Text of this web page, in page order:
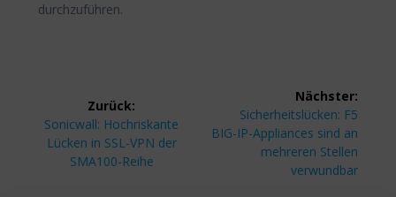
durchzuführen.
Zurück:
Vorheriger
Beitrag:
Sonicwall: Hochriskante
Lücken in SSL-VPN der
SMA100-Reihe
Nächster:
Nächster
Beitrag:
Sicherheitslücken: F5
BIG-IP-Appliances sind an
mehreren Stellen
verwundbar